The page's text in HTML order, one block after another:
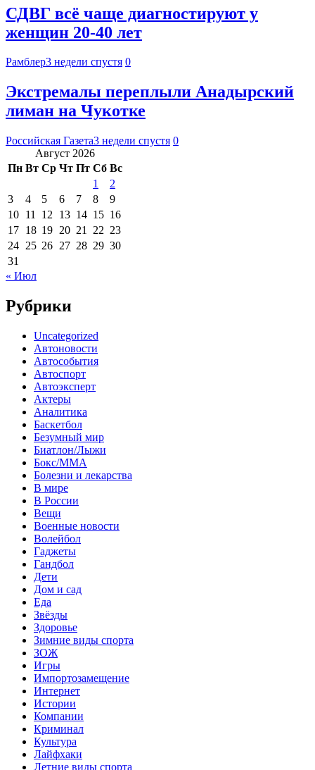
СДВГ всё чаще диагностируют у
женщин 20-40 лет
Рамблер3 недели спустя 0
Экстремалы переплыли Анадырский
лиман на Чукотке
Российская Газета3 недели спустя 0
Август 2026
Пн Вт Ср Чт Пт Сб Вс
1
2
3
4 5 6 7 8
9
10 11 12 13 14 15 16
17 18 19 20 21 22 23
24 25 26 27 28 29 30
31
« Июл
Рубрики
Uncategorized
Автоновости
Автособытия
Автоспорт
Автоэксперт
Актеры
Аналитика
Баскетбол
Безумный мир
Биатлон/Лыжи
Бокс/MMA
Болезни и лекарства
В мире
В России
Вещи
Военные новости
Волейбол
Гаджеты
Гандбол
Дети
Дом и сад
Еда
Звёзды
Здоровье
Зимние виды спорта
ЗОЖ
Игры
Импортозамещение
Интернет
Истории
Компании
Криминал
Культура
Лайфхаки
Летние виды спорта